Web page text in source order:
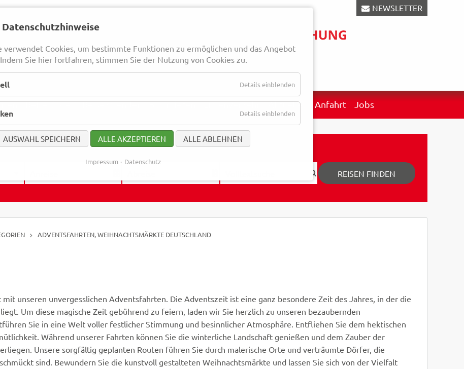
NEWSLETTER
Reiseländer Reisekalender Bus mieten Linienverkehr Aktuelles Anfahrt Jobs
REISEN FINDEN
ADVENTSFAHRTEN, WEIHNACHTSMÄRKTE DEUTSCHLAND
unseren unvergesslichen Adventsfahrten. Die Adventszeit ist eine ganz besondere Zeit des Jahres, in der die
Um diese magische Zeit gebührend zu feiern, laden wir Sie herzlich zu unseren bezaubernden
Sie in eine Welt voller festlicher Stimmung und besinnlicher Atmosphäre. Entfliehen Sie dem hektischen
Während unserer Fahrten können Sie die winterliche Landschaft genießen und dem Zauber der
Unsere sorgfältig geplanten Routen führen Sie durch malerische Orte und verträumte Dörfer, die
sind. Bewundern Sie die kunstvoll gestalteten Weihnachtsmärkte und lassen Sie sich von der Vielfalt
verwendet Cookies, um bestimmte Funktionen zu ermöglichen und das Angebot
Sie hier fortfahren, stimmen Sie der Nutzung von Cookies zu.
Details einblenden
Details einblenden
AUSWAHL SPEICHERN ALLE AKZEPTIEREN ALLE ABLEHNEN
Impressum Datenschutz